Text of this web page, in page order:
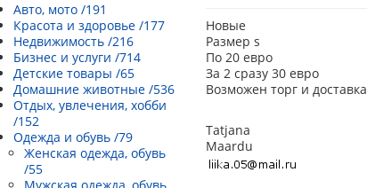
Авто, мото /191
Красота и здоровье /177
Недвижимость /216
Бизнес и услуги /714
Детские товары /65
Домашние животные /536
Отдых, увлечения, хобби
/152
Одежда и обувь /79
Женская одежда, обувь
/55
Новые
Размер s
По 20 евро
За 2 сразу 30 евро
Возможен торг и доставка
Tatjana
Maardu